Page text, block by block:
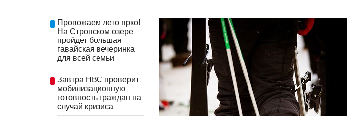
Провожаем лето ярко!
На Стропском озере
пройдет большая
гавайская вечеринка
для всей семьи
Завтра НВС проверит
мобилизационную
готовность граждан на
случай кризиса